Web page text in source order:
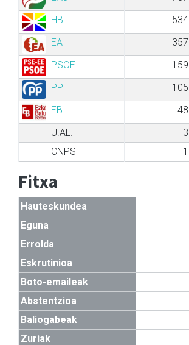
HB
534
EA
357
PSOE
159
PP
105
EB
48
U.AL.
3
CNPS
1
Fitxa
Hauteskundea
Eguna
Errolda
Eskrutinioa
Boto-emaileak
Abstentzioa
Baliogabeak
Zuriak